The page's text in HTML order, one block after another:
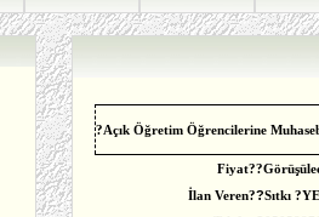
?Açık Öğretim Öğrencilerine
Fiyat??
İlan Veren??Sıtkı